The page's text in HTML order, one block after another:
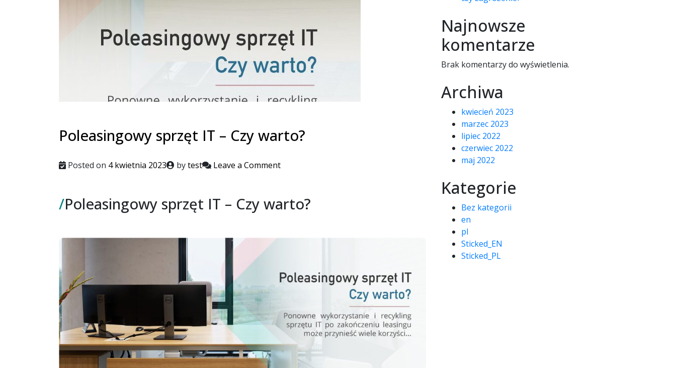
Poleasingowy sprzęt IT – Czy warto?
Posted on 4 kwietnia 2023 bytest Leave a Commenton
IT
–
warto?
/Poleasingowy sprzęt IT – Czy warto?
Najnowsze
komentarze
Brak komentarzy do wyświetlenia.
Archiwa
kwiecień 2023
marzec 2023
lipiec 2022
czerwiec 2022
maj 2022
Kategorie
Bez kategorii
en
pl
Sticked_EN
Sticked_PL